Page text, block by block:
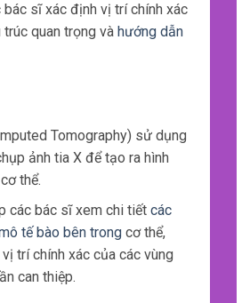
bác sĩ xác định vị trí chính xác
quan trọng và hướng dẫn
Tomography) sử dụng
ảnh tia X để tạo ra hình
thể.
các bác sĩ xem chi tiết các
tế bào bên trongcơ thể,
trí chính xác của các vùng
can thiệp.